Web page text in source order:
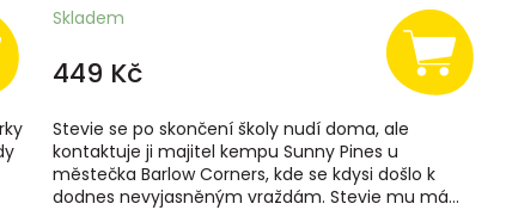
Skladem
449 Kč
Stevie se po skončení školy nudí doma, ale
kontaktuje ji majitel kempu Sunny Pines u
městečka Barlow Corners, kde se kdysi došlo k
dodnes nevyjasněným vraždám. Stevie mu má...